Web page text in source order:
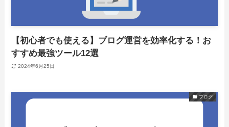
【初心者でも使える】ブログ運営を効率化する！お
すすめ最強ツール12選
2024年6月25日
ブログ